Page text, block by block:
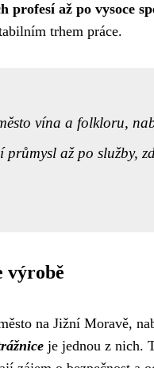
profesí až po vysoce
trhem práce.
vína a folkloru,
průmysl až po služby,
výrobě
na Jižní Moravě,
je jednou z nich.